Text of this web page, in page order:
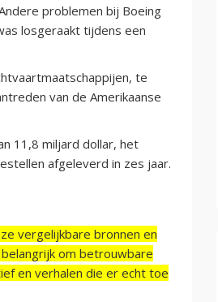
problemen bij Boeing
losgeraakt tijdens een
te
van de Amerikaanse
11,8 miljard dollar, het
afgeleverd in zes jaar.
vergelijkbare bronnen en
om betrouwbare
en verhalen die er echt toe